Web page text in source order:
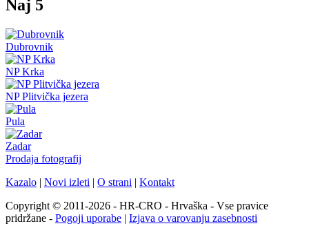
Naj 5
Dubrovnik
NP Krka
NP Plitvička jezera
Pula
Zadar
Prodaja fotografij
Kazalo | Novi izleti | O strani | Kontakt
Copyright © 2011-2026 - HR-CRO - Hrvaška - Vse pravice
pridržane - Pogoji uporabe | Izjava o varovanju zasebnosti